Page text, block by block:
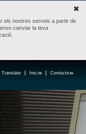
els nostres serveis a partir de
canviar la teva
Contacte
Inici
Translate